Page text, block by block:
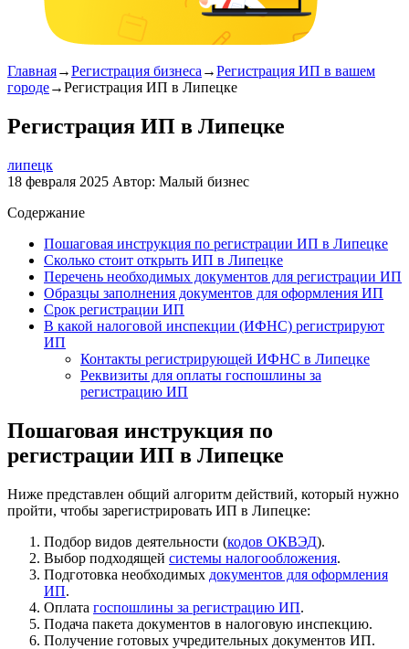
Главная→Регистрация бизнеса →Регистрация ИП в вашем
городе→Регистрация ИП в Липецке
Регистрация ИП в Липецке
липецк
18 февраля 2025 Автор: Малый бизнес
Содержание
Пошаговая инструкция по регистрации ИП в Липецке
Сколько стоит открыть ИП в Липецке
Перечень необходимых документов для регистрации ИП
Образцы заполнения документов для оформления ИП
Срок регистрации ИП
В какой налоговой инспекции (ИФНС) регистрируют
ИП
Контакты регистрирующей ИФНС в Липецке
Реквизиты для оплаты госпошлины за
регистрацию ИП
Пошаговая инструкция по
регистрации ИП в Липецке
Ниже представлен общий алгоритм действий, который нужно
пройти, чтобы зарегистрировать ИП в Липецке:
Подбор видов деятельности (кодов ОКВЭД).
Выбор подходящей системы налогообложения.
Подготовка необходимых документов для оформления
ИП.
Оплата госпошлины за регистрацию ИП.
Подача пакета документов в налоговую инспекцию.
Получение готовых учредительных документов ИП.